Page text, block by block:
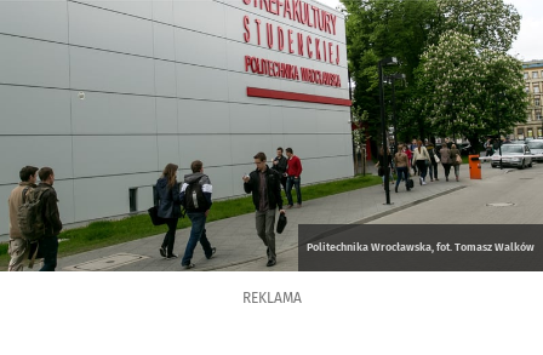
Kliknij, aby powiększyć
Politechnika Wrocławska, fot. Tomasz Walków
REKLAMA